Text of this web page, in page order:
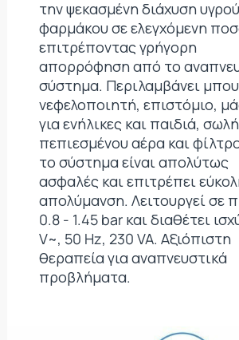
την ψεκασμένη διάχυση υγρού
φαρμάκου σε ελεγχόμενη
επιτρέποντας γρήγορη
απορρόφηση από το
σύστημα. Περιλαμβάνει
νεφελοποιητή, επιστόμιο,
για ενήλικες και παιδιά,
πεπιεσμένου αέρα και
το σύστημα είναι απολύτως
ασφαλές και επιτρέπει
απολύμανση. Λειτουργεί σε
0.8 - 1.45 bar και διαθέτει
V~, 50 Hz, 230 VA. Αξιόπιστη
θεραπεία για αναπνευστικά
προβλήματα.